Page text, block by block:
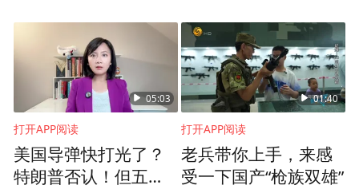
05:03
打开APP阅读
美国导弹快打光了？
特朗普否认！但五角
01:40
打开APP阅读
老兵带你上手，来感
受一下国产“枪族双雄”